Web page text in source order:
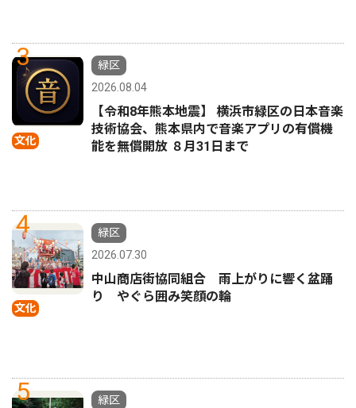
3
文化
緑区
2026.08.04
【令和8年熊本地震】 横浜市緑区の日本音楽
技術協会、熊本県内で音楽アプリの有償機
能を無償開放 ８月31日まで
4
文化
緑区
2026.07.30
中山商店街協同組合 雨上がりに響く盆踊
り やぐら囲み笑顔の輪
5
緑区